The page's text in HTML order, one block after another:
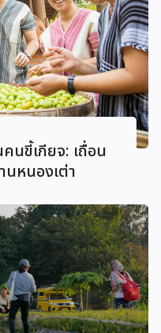
นขี้เกียจ: เถื่อน
หนองเต่า